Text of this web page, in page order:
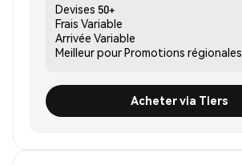
Devises 50+
Frais Variable
Arrivée Variable
Meilleur pourPromotions régionales
Acheter via Tiers